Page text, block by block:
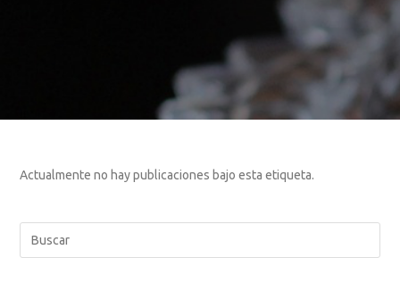
Actualmente no hay publicaciones bajo esta etiqueta.